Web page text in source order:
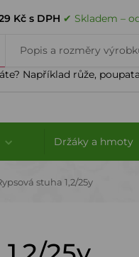
BLOG
Držáky a hmoty
stuha 1,2/25y
Kč s DPH ✔ Skladem –
Popis a rozměry